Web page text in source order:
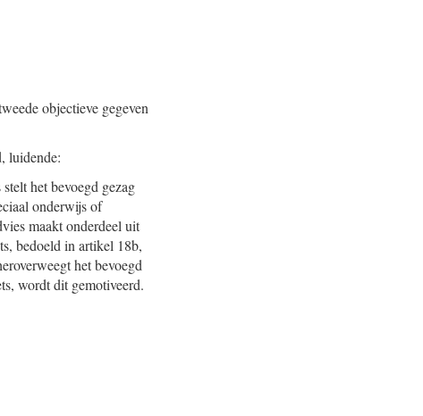
objectieve gegeven
luidende:
het bevoegd gezag
onderwijs of
maakt onderdeel uit
bedoeld in artikel 18b,
het bevoegd
wordt dit gemotiveerd.